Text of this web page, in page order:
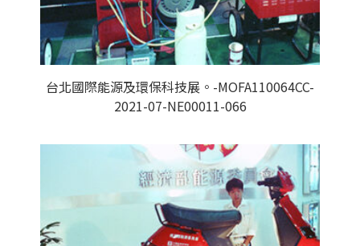
台北國際能源及環保科技展。-MOFA110064CC-
2021-07-NE00011-066